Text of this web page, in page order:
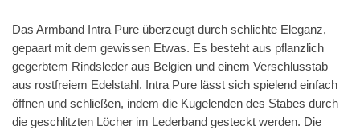
Das Armband Intra Pure überzeugt durch schlichte Eleganz,
gepaart mit dem gewissen Etwas. Es besteht aus pflanzlich
gegerbtem Rindsleder aus Belgien und einem Verschlusstab
aus rostfreiem Edelstahl. Intra Pure lässt sich spielend einfach
öffnen und schließen, indem die Kugelenden des Stabes durch
die geschlitzten Löcher im Lederband gesteckt werden. Die